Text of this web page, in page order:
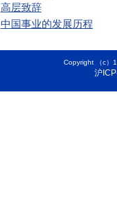
高层致辞
中国事业的发展历程
Copyright （c）
沪